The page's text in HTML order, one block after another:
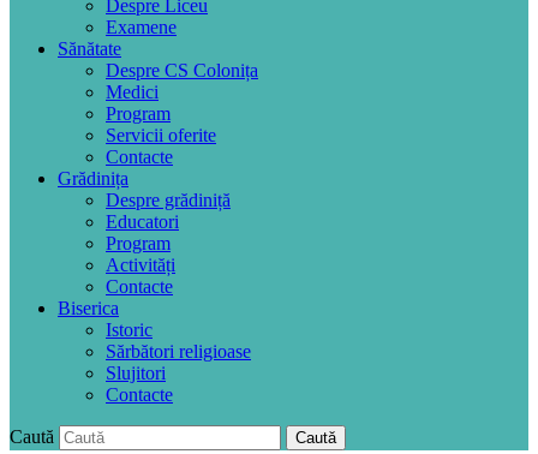
Despre Liceu
Examene
Sănătate
Despre CS Colonița
Medici
Program
Servicii oferite
Contacte
Grădinița
Despre grădiniță
Educatori
Program
Activități
Contacte
Biserica
Istoric
Sărbători religioase
Slujitori
Contacte
Caută Caută